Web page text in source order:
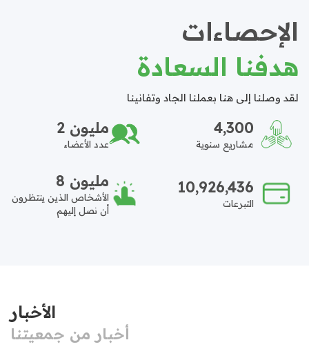
الإحصاءات
هدفنا السعادة
لقد وصلنا إلى هنا بعملنا الجاد وتفانينا
2 مليون
عدد الأعضاء
4,300
مشاريع سنوية
8 مليون
الأشخاص الذين ينتظرون
أن نصل إليهم
10,926,436
التبرعات
الأخبار
أخبار من جمعيتنا